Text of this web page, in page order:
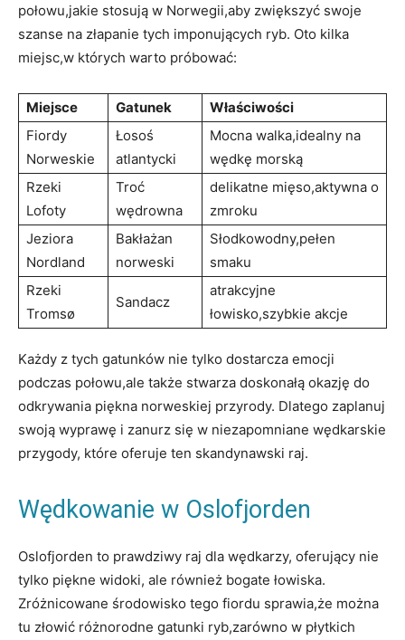
połowu,jakie stosują w Norwegii,aby zwiększyć swoje
szanse na złapanie tych imponujących ryb. Oto kilka
miejsc,w których warto próbować:
Miejsce Gatunek
Właściwości
Fiordy
Norweskie
Łosoś
atlantycki
Mocna walka,idealny na
wędkę morską
Rzeki
Lofoty
Troć
wędrowna
delikatne mięso,aktywna o
zmroku
Jeziora
Nordland
Bakłażan
norweski
Słodkowodny,pełen
smaku
Rzeki
Tromsø
Sandacz
atrakcyjne
łowisko,szybkie akcje
Każdy z tych gatunków nie tylko dostarcza emocji
podczas połowu,ale także stwarza doskonałą okazję do
odkrywania piękna norweskiej przyrody. Dlatego zaplanuj
swoją wyprawę i zanurz się w niezapomniane wędkarskie
przygody, które oferuje ten skandynawski raj.
Wędkowanie w Oslofjorden
Oslofjorden to prawdziwy raj dla wędkarzy, oferujący nie
tylko piękne widoki, ale również bogate łowiska.
Zróżnicowane środowisko tego fiordu sprawia,że można
tu złowić różnorodne gatunki ryb,zarówno w płytkich